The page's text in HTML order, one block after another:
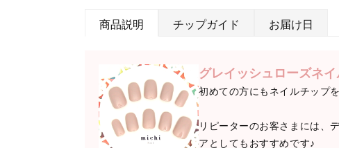
商品説明 チップガイド お届け日
グレイッシュローズネイ
初めての方にもネイルチップ
リピーターのお客さまには、
アとしてもおすすめです♪